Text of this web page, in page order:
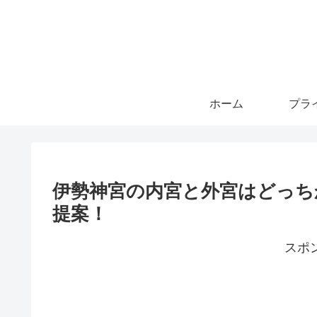
ホーム
伊勢神宮の内宮と外宮はどっ
提案！
スポ